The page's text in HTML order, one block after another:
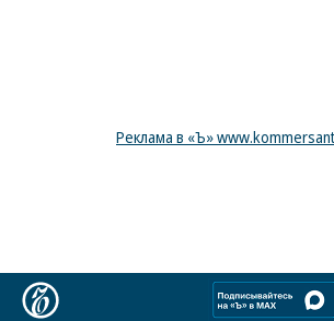
Реклама в «Ъ»